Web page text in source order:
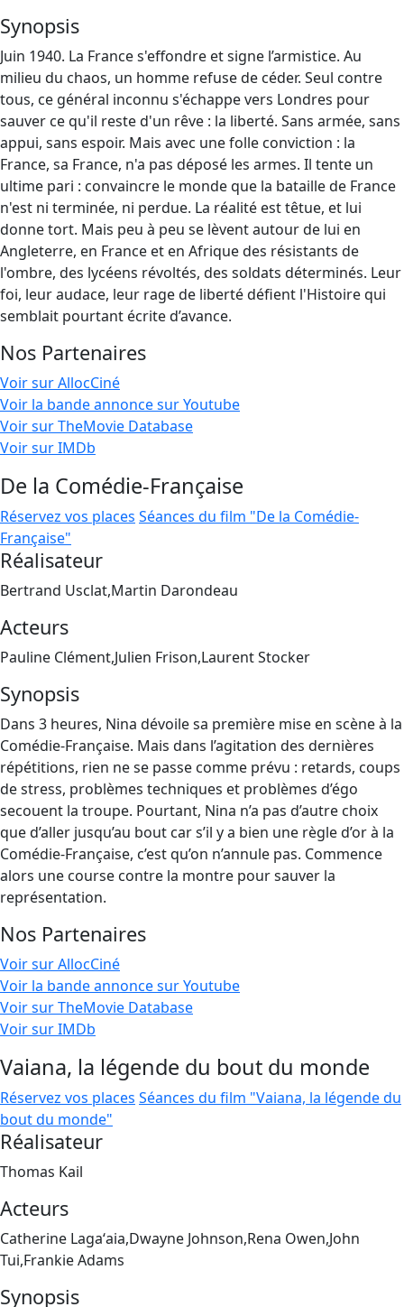
Synopsis
Juin 1940. La France s'effondre et signe l’armistice. Au
milieu du chaos, un homme refuse de céder. Seul contre
tous, ce général inconnu s'échappe vers Londres pour
sauver ce qu'il reste d'un rêve : la liberté. Sans armée, sans
appui, sans espoir. Mais avec une folle conviction : la
France, sa France, n'a pas déposé les armes. Il tente un
ultime pari : convaincre le monde que la bataille de France
n'est ni terminée, ni perdue. La réalité est têtue, et lui
donne tort. Mais peu à peu se lèvent autour de lui en
Angleterre, en France et en Afrique des résistants de
l'ombre, des lycéens révoltés, des soldats déterminés. Leur
foi, leur audace, leur rage de liberté défient l'Histoire qui
semblait pourtant écrite d’avance.
Nos Partenaires
Voir sur AllocCiné
Voir la bande annonce sur Youtube
Voir sur TheMovie Database
Voir sur IMDb
De la Comédie-Française
Réservez vos places Séances du film "De la Comédie-
Française"
Réalisateur
Bertrand Usclat,Martin Darondeau
Acteurs
Pauline Clément,Julien Frison,Laurent Stocker
Synopsis
Dans 3 heures, Nina dévoile sa première mise en scène à la
Comédie-Française. Mais dans l’agitation des dernières
répétitions, rien ne se passe comme prévu : retards, coups
de stress, problèmes techniques et problèmes d’égo
secouent la troupe. Pourtant, Nina n’a pas d’autre choix
que d’aller jusqu’au bout car s’il y a bien une règle d’or à la
Comédie-Française, c’est qu’on n’annule pas. Commence
alors une course contre la montre pour sauver la
représentation.
Nos Partenaires
Voir sur AllocCiné
Voir la bande annonce sur Youtube
Voir sur TheMovie Database
Voir sur IMDb
Vaiana, la légende du bout du monde
Réservez vos places Séances du film "Vaiana, la légende du
bout du monde"
Réalisateur
Thomas Kail
Acteurs
Catherine Lagaʻaia,Dwayne Johnson,Rena Owen,John
Tui,Frankie Adams
Synopsis